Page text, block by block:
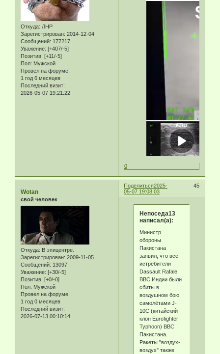
Откуда: ЛНР
Зарегистрирован: 2014-12-04
Сообщений: 177217
Уважение: [+407/-5]
Позитив: [+11/-5]
Пол: Мужской
Провел на форуме:
1 год 6 месяцев
Последний визит:
2026-05-07 19:21:22
0
Поделиться 45
2025-
05-07 19:08:03
Wotan
свой человек
Откуда: В эпицентре.
Зарегистрирован: 2009-11-05
Сообщений: 13097
Уважение: [+30/-5]
Позитив: [+0/-0]
Пол: Мужской
Провел на форуме:
1 год 0 месяцев
Последний визит:
2026-07-13 00:10:14
Непоседа13
написал(а):
Министр
обороны
Пакистана
заявил, что все
истребители
Dassault Rafale
ВВС Индии были
сбиты в
воздушном бою
самолётами J-
10C (китайский
клон Eurofighter
Typhoon) ВВС
Пакистана.
Ракеты "воздух-
воздух" также